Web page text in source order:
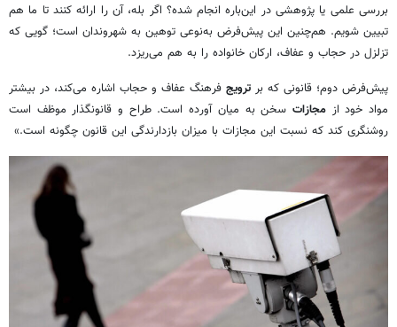
بررسی علمی یا پژوهشی در این‌باره انجام شده؟ اگر بله، آن را ارائه کنند تا ما هم
تبیین شویم. هم‌چنین این پیش‌فرض به‌نوعی توهین به شهروندان است؛ گویی که
تزلزل در حجاب و عفاف، ارکان خانواده را به هم می‌ریزد.
پیش‌فرض دوم؛ قانونی که بر ترویج
فرهنگ عفاف و حجاب اشاره می‌‎کند، در بیشتر
مواد خود ازمجازات سخن به میان آورده است. طراح و قانونگذار موظف است
روشنگری کند که نسبت این مجازات‌ با میزان بازدارندگی این قانون چگونه است.»